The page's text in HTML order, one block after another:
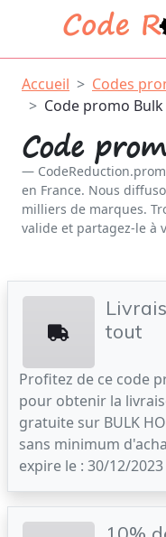
Accueil Codes
Code promo
Code
en France. Nous
milliers de marques.
valide et partagez-le à
tout
Profitez de ce code
pour obtenir la
gratuite sur BULK
sans minimum
expire le : 30/12/2023